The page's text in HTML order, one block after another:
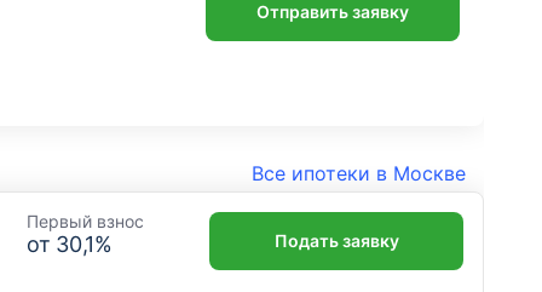
Отправить заявку
Все ипотеки в Москве
Первый взнос
от 30,1% Подать заявку